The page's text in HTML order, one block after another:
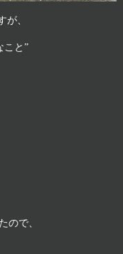
が、
こと”
ので、